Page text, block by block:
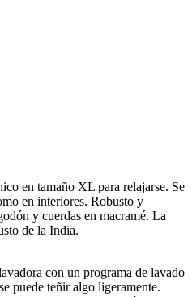
en tamaño XL para relajarse. Se
en interiores. Robusto y
y cuerdas en macramé. La
de la India.
con un programa de lavado
puede teñir algo ligeramente.